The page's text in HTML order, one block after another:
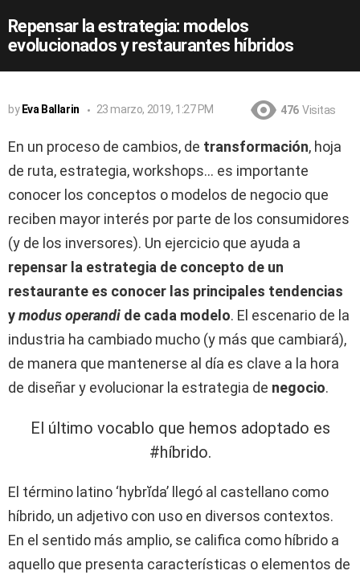
Repensar la estrategia: modelos
evolucionados y restaurantes híbridos
by Eva Ballarin 23 marzo, 2019, 1:27 PM 476 Visitas
En un proceso de cambios, de transformación, hoja
de ruta, estrategia, workshops… es importante
conocer los conceptos o modelos de negocio que
reciben mayor interés por parte de los consumidores
(y de los inversores). Un ejercicio que ayuda a
repensar la estrategia de concepto de un
restaurante es conocer las principales tendencias
ymodus operandi de cada modelo. El escenario de la
industria ha cambiado mucho (y más que cambiará),
de manera que mantenerse al día es clave a la hora
de diseñar y evolucionar la estrategia de negocio.
El último vocablo que hemos adoptado es
#híbrido.
El término latino ‘hybrĭda’ llegó al castellano como
híbrido, un adjetivo con uso en diversos contextos.
En el sentido más amplio, se califica como híbrido a
aquello que presenta características o elementos de